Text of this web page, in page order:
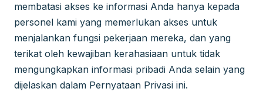
membatasi akses ke informasi Anda hanya kepada
personel kami yang memerlukan akses untuk
menjalankan fungsi pekerjaan mereka, dan yang
terikat oleh kewajiban kerahasiaan untuk tidak
mengungkapkan informasi pribadi Anda selain yang
dijelaskan dalam Pernyataan Privasi ini.